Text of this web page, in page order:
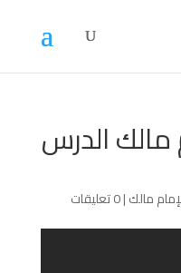
الدرس
مالك|0 تعليقات